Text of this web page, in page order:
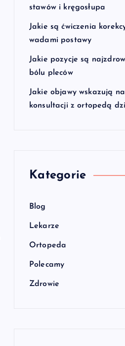
stawów i kręgosłupa
Jakie są ćwiczenia
wadami postawy
Jakie pozycje są
bólu pleców
Jakie objawy wskazują
konsultacji z ortopedą
Kategorie
Blog
Lekarze
Ortopeda
Polecamy
Zdrowie